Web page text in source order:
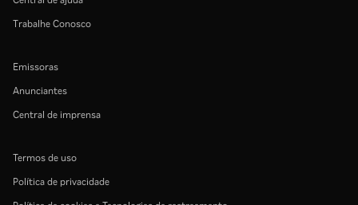
Trabalhe Conosco
Emissoras
Anunciantes
Central de imprensa
Termos de uso
Política de privacidade